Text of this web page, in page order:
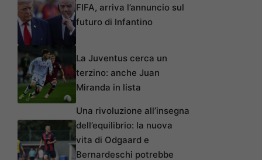
FIFA, arriva l’annuncio sul
futuro di Infantino
La Juventus cerca un
terzino: anche Juan
Miranda in lista
Una rivoluzione all’insegna
dell’equilibrio: la nuova
vita di Odgaard e
Bernardeschi potrebbe